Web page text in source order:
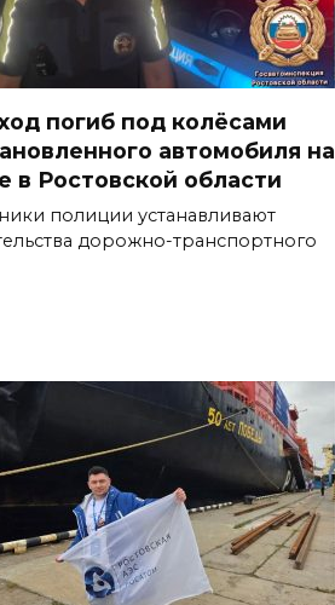
погиб под колёсами
автомобиля на
в Ростовской области
полиции устанавливают
дорожно-транспортного